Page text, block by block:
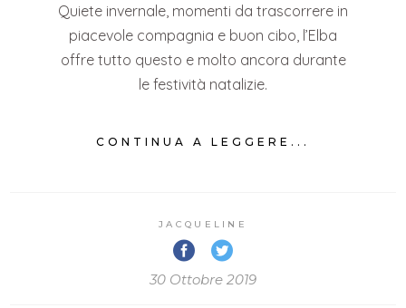
Quiete invernale, momenti da trascorrere in
piacevole compagnia e buon cibo, l’Elba
offre tutto questo e molto ancora durante
le festività natalizie.
CONTINUA A LEGGERE...
JACQUELINE
30 Ottobre 2019